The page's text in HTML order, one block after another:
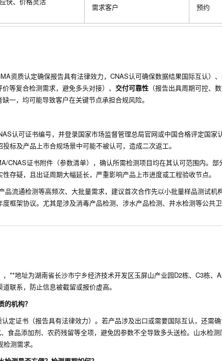
需求客户
预约
资质认定确保报告具有法律效力，CNAS认可确保数据结果国际互认）、
等复合检测需求，避免多头对接）、 交付可靠性 （报告出具周期可控、
一，均可能导致客户在关键节点承担合规风险。
认可证书编号，并登录国家市场监督管理总局官网或中国合格评定国家
标及产品上市合规场景中可能不被认可，造成二次返工。
CNAS证书附件（参数清单），确认所需检测项目均在其认可范围内。部
存疑，且出证周期大幅延长，严重影响产品上市进度或工程验收节点。
品流通检测等高频次、大批量需求，建议首次合作先以小批量样品测试机
框架协议。尤其是涉及消毒产品检测、涉水产品检测、井水检测等公共卫
**地址为湖南省长沙市宁乡经济技术开发区玉屏山产业园D2栋、C3栋、
联系，防止信息被截留或报价虚高。
机构？
定证书（报告具有法律效力）。若产品涉及出口或需要国际互认，还需
食品添加剂、农药残留等全项，避免因参数不全导致多头送检。山水检
测需求。